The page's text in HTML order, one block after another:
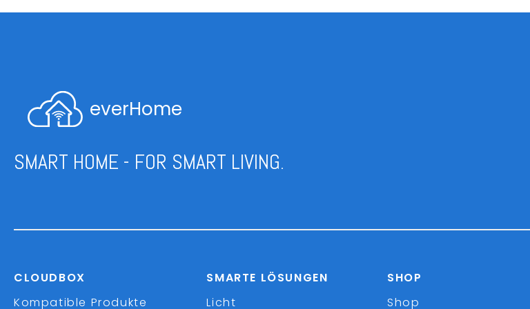
everHome
SMART HOME - FOR SMART LIVING.
CLOUDBOX
Kompatible Produkte
SMARTE LÖSUNGEN
Licht
SHOP
Shop